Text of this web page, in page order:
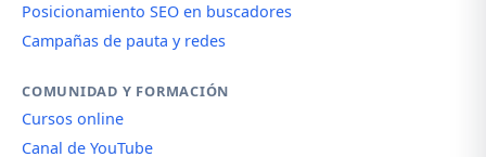
Posicionamiento SEO en buscadores
Campañas de pauta y redes
COMUNIDAD Y FORMACIÓN
Cursos online
Canal de YouTube